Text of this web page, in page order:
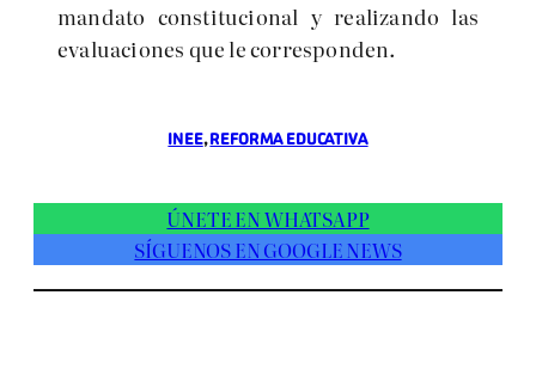
mandato constitucional y realizando las
evaluaciones que le corresponden.
INEE, REFORMA EDUCATIVA
ÚNETE EN WHATSAPP
SÍGUENOS EN GOOGLE NEWS